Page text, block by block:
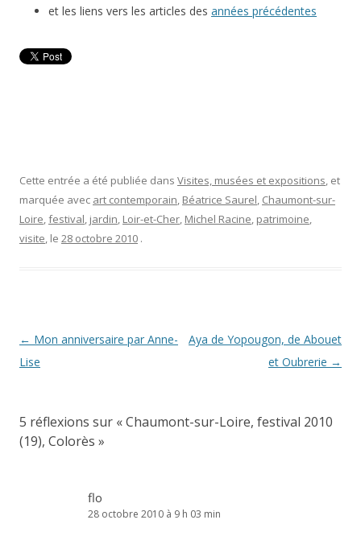
et les liens vers les articles des années précédentes
Cette entrée a été publiée dans Visites, musées et expositions, et
marquée avec art contemporain, Béatrice Saurel, Chaumont-sur-
Loire,festival, jardin, Loir-et-Cher, Michel Racine, patrimoine,
visite, le 28 octobre 2010 .
Navigation
des
← Mon anniversaire par Anne-
Lise
Aya de Yopougon, de Abouet
et Oubrerie →
5 réflexions sur «Chaumont-sur-Loire, festival 2010
(19), Colorès »
flo
28 octobre 2010 à 9 h 03 min